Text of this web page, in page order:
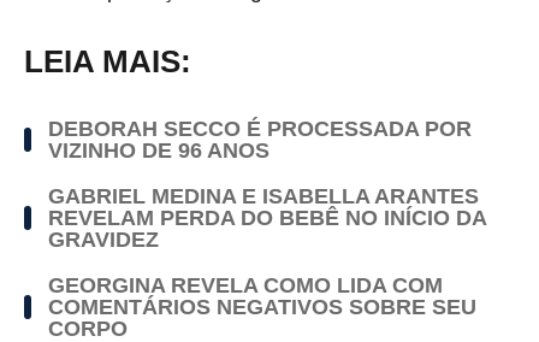
LEIA MAIS:
DEBORAH SECCO É PROCESSADA POR
VIZINHO DE 96 ANOS
GABRIEL MEDINA E ISABELLA ARANTES
REVELAM PERDA DO BEBÊ NO INÍCIO DA
GRAVIDEZ
GEORGINA REVELA COMO LIDA COM
COMENTÁRIOS NEGATIVOS SOBRE SEU
CORPO